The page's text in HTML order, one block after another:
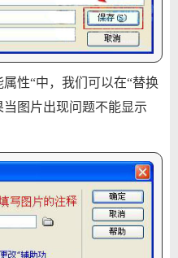
性“中，我们可以在“替换
图片出现问题不能显示